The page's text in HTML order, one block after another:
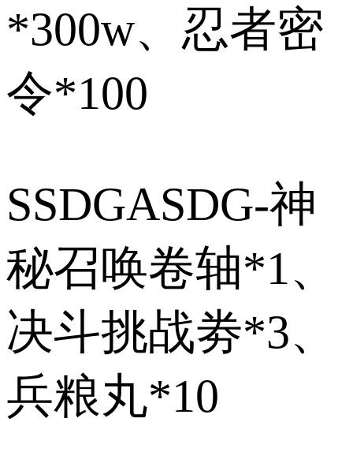
*300w、忍者密
令*100
SSDGASDG-神
秘召唤卷轴*1、
决斗挑战劵*3、
兵粮丸*10